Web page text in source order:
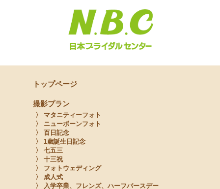
トップページ
撮影プラン
〉 マタニティーフォト
〉 ニューボーンフォト
〉 百日記念
〉 1歳誕生日記念
〉 七五三
〉 十三祝
〉 フォトウェディング
〉 成人式
〉 入学卒業、フレンズ、ハーフバースデー